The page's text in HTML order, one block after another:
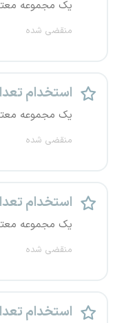
یک مجموعه
منقضی شده
استخدام
یک مجموعه
منقضی شده
استخدام
یک مجموعه
منقضی شده
استخدام